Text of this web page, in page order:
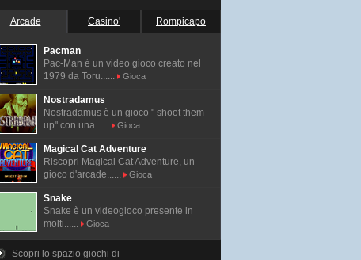
Arcade Casino' Rompicapo
Pacman
Pac-Man é un video gioco creato nel
1979 da Toru......
Gioca
Nostradamus
Nostradamus è un gioco " shoot them
up" con una......
Gioca
Magical Cat Adventure
Riscopri Magical Cat Adventure, un
gioco d'arcade......
Gioca
Snake
Snake è un videogioco presente in
molti......
Gioca
Scopri lo spazio giochi di